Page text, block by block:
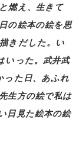
燃え、生きて
の絵本の絵を思
きだした。い
いった。武井武
った日、あふれ
生方の絵で私は
日見た絵本の絵